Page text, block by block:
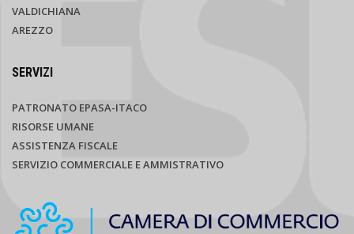
VALDICHIANA
AREZZO
SERVIZI
PATRONATO EPASA-ITACO
RISORSE UMANE
ASSISTENZA FISCALE
SERVIZIO COMMERCIALE E AMMISTRATIVO